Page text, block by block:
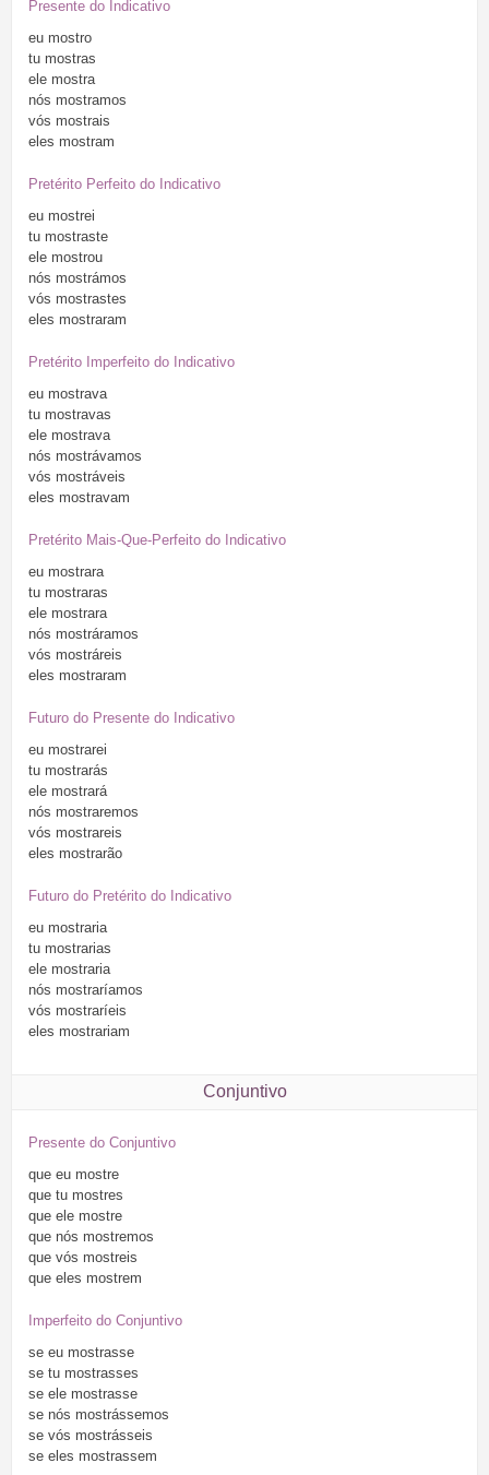
Presente do Indicativo
eu mostro
tu mostras
ele mostra
nós mostramos
vós mostrais
eles mostram
Pretérito Perfeito do Indicativo
eu mostrei
tu mostraste
ele mostrou
nós mostrámos
vós mostrastes
eles mostraram
Pretérito Imperfeito do Indicativo
eu mostrava
tu mostravas
ele mostrava
nós mostrávamos
vós mostráveis
eles mostravam
Pretérito Mais-Que-Perfeito do Indicativo
eu mostrara
tu mostraras
ele mostrara
nós mostráramos
vós mostráreis
eles mostraram
Futuro do Presente do Indicativo
eu mostrarei
tu mostrarás
ele mostrará
nós mostraremos
vós mostrareis
eles mostrarão
Futuro do Pretérito do Indicativo
eu mostraria
tu mostrarias
ele mostraria
nós mostraríamos
vós mostraríeis
eles mostrariam
Conjuntivo
Presente do Conjuntivo
que eu mostre
que tu mostres
que ele mostre
que nós mostremos
que vós mostreis
que eles mostrem
Imperfeito do Conjuntivo
se eu mostrasse
se tu mostrasses
se ele mostrasse
se nós mostrássemos
se vós mostrásseis
se eles mostrassem